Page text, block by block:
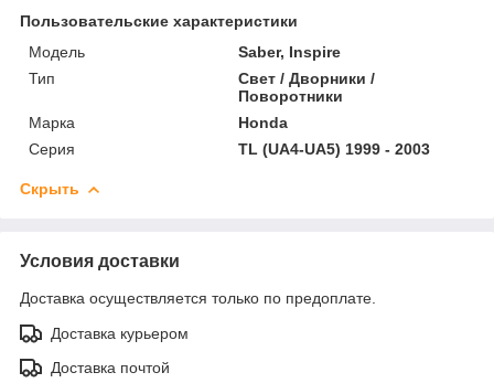
Пользовательские характеристики
Модель
Saber, Inspire
Тип
Свет / Дворники /
Поворотники
Марка
Honda
Серия
TL (UA4-UA5) 1999 - 2003
Скрыть
Условия доставки
Доставка осуществляется только по предоплате.
Доставка курьером
Доставка почтой